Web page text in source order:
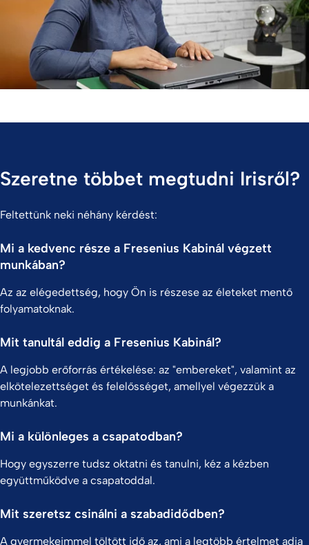
Szeretne többet megtudni Irisről?
Feltettünk neki néhány kérdést:
Mi a kedvenc része a Fresenius Kabinál végzett
munkában?
Az az elégedettség, hogy Ön is részese az életeket mentő
folyamatoknak.
Mit tanultál eddig a Fresenius Kabinál?
A legjobb erőforrás értékelése: az "embereket", valamint az
elkötelezettséget és felelősséget, amellyel végezzük a
munkánkat.
Mi a különleges a csapatodban?
Hogy egyszerre tudsz oktatni és tanulni, kéz a kézben
együttműködve a csapatoddal.
Mit szeretsz csinálni a szabadidődben?
A gyermekeimmel töltött idő az, ami a legtöbb értelmet adja